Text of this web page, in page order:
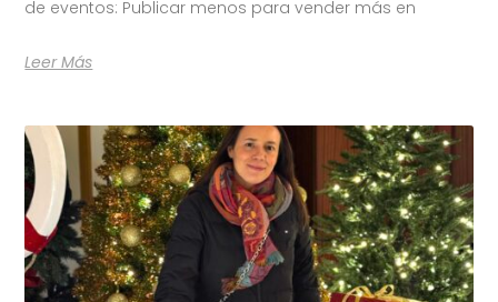
de eventos: Publicar menos para vender más en
Leer Más